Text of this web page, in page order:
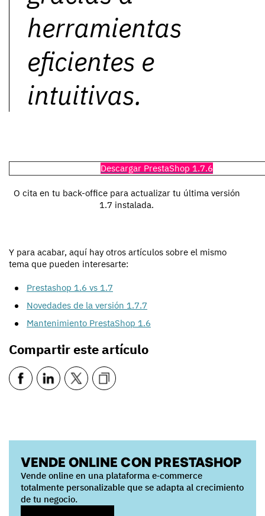
herramientas
eficientes e
intuitivas.
Descargar PrestaShop 1.7.6
O cita en tu back-office para actualizar tu última versión
1.7 instalada.
Y para acabar, aquí hay otros artículos sobre el mismo
tema que pueden interesarte:
Prestashop 1.6 vs 1.7
Novedades de la versión 1.7.7
Mantenimiento PrestaShop 1.6
Compartir este artículo
VENDE ONLINE CON PRESTASHOP
Vende online en una plataforma e‑commerce
totalmente personalizable que se adapta al crecimiento
de tu negocio.